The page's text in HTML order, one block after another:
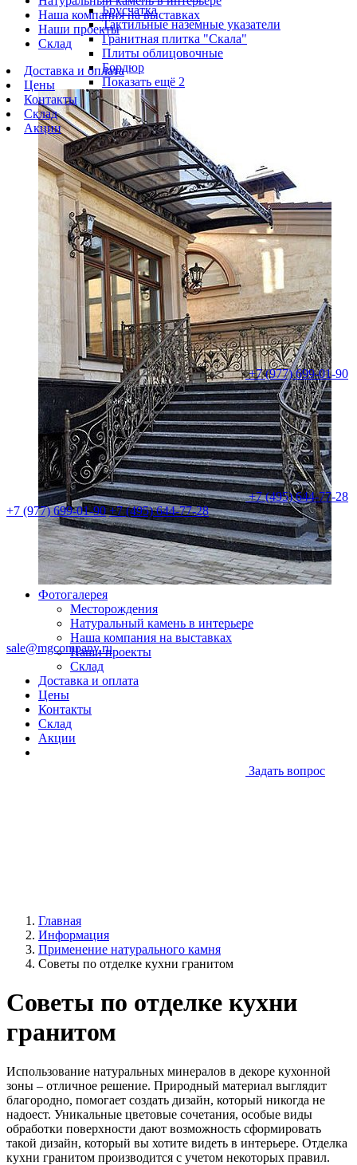
Брусчатка
Тактильные наземные указатели
Гранитная плитка "Скала"
Плиты облицовочные
Бордюр
Показать ещё 2
Фотогалерея
Месторождения
Натуральный камень в интерьере
Наша компания на выставках
Наши проекты
Склад
Доставка и оплата
Цены
Контакты
Склад
Акции
Наша компания на выставках
Наши проекты
Склад
Доставка и оплата
Цены
Контакты
Склад
Акции
+7 (977) 699-01-90
+7 (495) 644-77-28
+7 (977) 699-01-90 +7 (495) 644-77-28
sale@mgcompany.ru
Задать вопрос
Главная
Информация
Применение натурального камня
Советы по отделке кухни гранитом
Советы по отделке кухни
гранитом
Использование натуральных минералов в декоре кухонной
зоны – отличное решение. Природный материал выглядит
благородно, помогает создать дизайн, который никогда не
надоест. Уникальные цветовые сочетания, особые виды
обработки поверхности дают возможность сформировать
такой дизайн, который вы хотите видеть в интерьере. Отделка
кухни гранитом производится с учетом некоторых правил.